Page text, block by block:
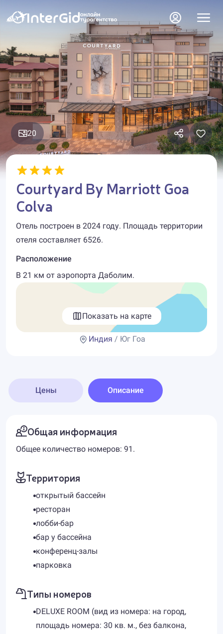
20
Courtyard By Marriott Goa
Colva
Отель построен в 2024 году. Площадь территории
отеля составляет 6526.
Расположение
В 21 км от аэропорта Даболим.
Показать на карте
Индия / Юг Гоа
Цены Описание
Общая информация
Общее количество номеров: 91.
Территория
открытый бассейн
ресторан
лобби-бар
бар у бассейна
конференц-залы
парковка
Типы номеров
DELUXE ROOM (вид из номера: на город,
площадь номера: 30 кв. м., без балкона,